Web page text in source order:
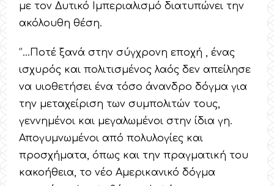
με τον Δυτικό Ιμπεριαλισμό διατυπώνει την
ακόλουθη θέση.
‘’…Ποτέ ξανά στην σύγχρονη εποχή , ένας
ισχυρός και πολιτισμένος λαός δεν απείλησε
να υιοθετήσει ένα τόσο άνανδρο δόγμα για
την μεταχείριση των συμπολιτών τους,
γεννημένοι και μεγαλωμένοι στην ίδια γη.
Απογυμνωμένοι από πολυλογίες και
προσχήματα, όπως και την πραγματική του
κακοήθεια, το νέο Αμερικανικό δόγμα